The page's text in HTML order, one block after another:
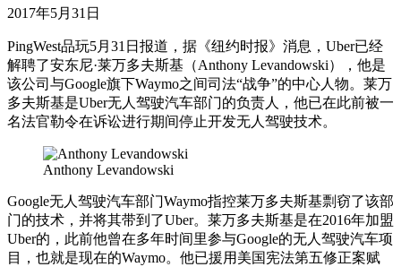
2017年5月31日
PingWest品玩5月31日报道，据《纽约时报》消息，Uber已经
解聘了安东尼·莱万多夫斯基（Anthony Levandowski），他是
该公司与Google旗下Waymo之间司法“战争”的中心人物。莱万
多夫斯基是Uber无人驾驶汽车部门的负责人，他已在此前被一
名法官勒令在诉讼进行期间停止开发无人驾驶技术。
Anthony Levandowski
Google无人驾驶汽车部门Waymo指控莱万多夫斯基剽窃了该部
门的技术，并将其带到了Uber。莱万多夫斯基是在2016年加盟
Uber的，此前他曾在多年时间里参与Google的无人驾驶汽车项
目，也就是现在的Waymo。他已援用美国宪法第五修正案赋